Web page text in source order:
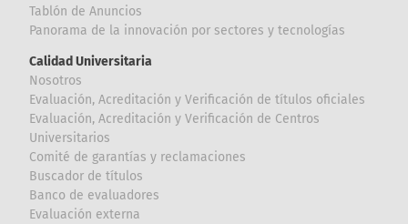
Tablón de Anuncios
Panorama de la innovación por sectores y tecnologías
Calidad Universitaria
Nosotros
Evaluación, Acreditación y Verificación de títulos oficiales
Evaluación, Acreditación y Verificación de Centros
Universitarios
Comité de garantías y reclamaciones
Buscador de títulos
Banco de evaluadores
Evaluación externa